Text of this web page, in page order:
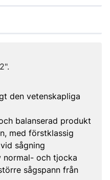
den vetenskapliga
balanserad produkt
med förstklassig
sågning
normal- och tjocka
sågspann från